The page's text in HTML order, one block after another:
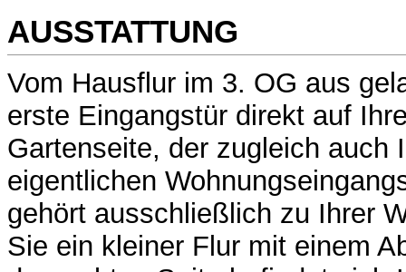
AUSSTATTUNG
Vom Hausflur im 3. OG aus
erste Eingangstür direkt auf
Gartenseite, der zugleich auch
eigentlichen
gehört ausschließlich zu Ihrer
Sie ein kleiner Flur mit einem